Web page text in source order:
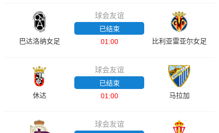
巴达洛纳女足
球会友谊
已结束
01:00
比利亚雷亚尔女足
休达
球会友谊
已结束
01:00
马拉加
球会友谊